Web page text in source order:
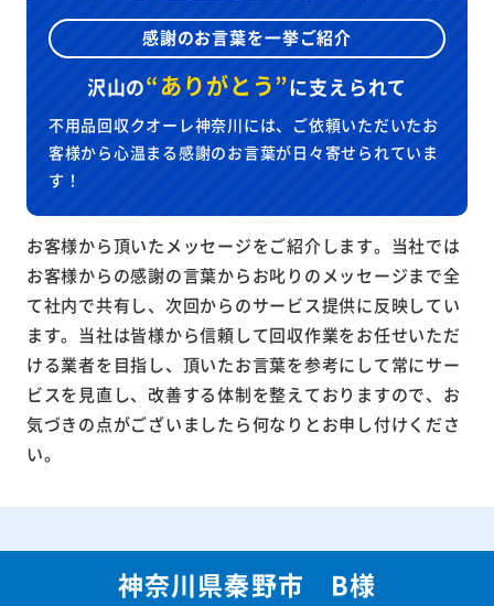
感謝のお言葉を一挙ご紹介
沢山の“ありがとう”に支えられて
不用品回収クオーレ神奈川には、ご依頼いただいたお
客様から心温まる感謝のお言葉が日々寄せられていま
す！
お客様から頂いたメッセージをご紹介します。当社では
お客様からの感謝の言葉からお叱りのメッセージまで全
て社内で共有し、次回からのサービス提供に反映してい
ます。当社は皆様から信頼して回収作業をお任せいただ
ける業者を目指し、頂いたお言葉を参考にして常にサー
ビスを見直し、改善する体制を整えておりますので、お
気づきの点がございましたら何なりとお申し付けくださ
い。
神奈川県秦野市 B様